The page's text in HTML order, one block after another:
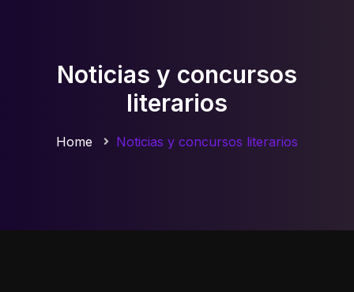
Noticias y concursos
literarios
Home Noticias y concursos literarios